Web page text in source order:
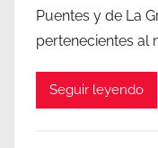
Puentes y de La
pertenecientes al
Seguir leyendo